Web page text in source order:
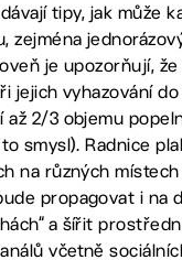
tipy, jak může
zejména
je upozorňují,
jejich vyhazování
2/3 objemu
smysl). Radnice
na různých
propagovat i na
a šířit
včetně